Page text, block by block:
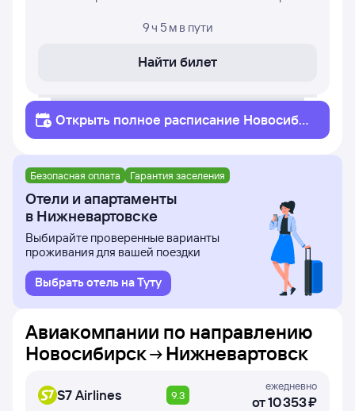
9 ч 5 м в пути
Найти билет
Открыть полное расписание Новосибир
ск
Нижневартовск
Безопасная оплата Гарантия заселения
Отели и апартаменты
в Нижневартовске
Выбирайте проверенные варианты
проживания для вашей поездки
Выбрать отель на Туту
Авиакомпании по направлению
Новосибирск
Нижневартовск
S7 Airlines 9.3
ежедневно
от10 ⁠353 ⁠₽